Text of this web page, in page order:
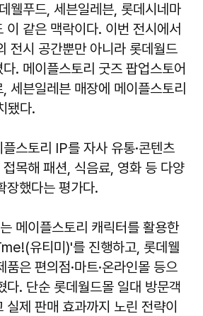
웰푸드, 세븐일레븐, 롯데시네마
이 같은 맥락이다. 이번 전시에서
전시 공간뿐만 아니라 롯데월드
. 메이플스토리 굿즈 팝업스토어
세븐일레븐 매장에 메이플스토리
됐다.
스토리 IP를 자사 유통·콘텐츠
목해 패션, 식음료, 영화 등 다양
장했다는 평가다.
메이플스토리 캐릭터를 활용한
유티미)'를 진행하고, 롯데웰
은 편의점·마트·온라인몰 등으
다. 단순 롯데월드몰 일대 방문객
실제 판매 효과까지 노린 전략이